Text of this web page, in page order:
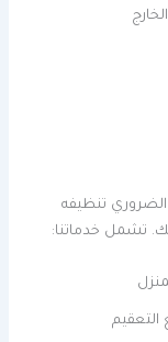
الضروري تنظيفه
تشمل خدماتنا: